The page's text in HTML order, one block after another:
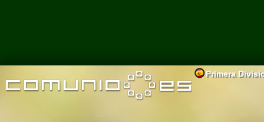
Primera